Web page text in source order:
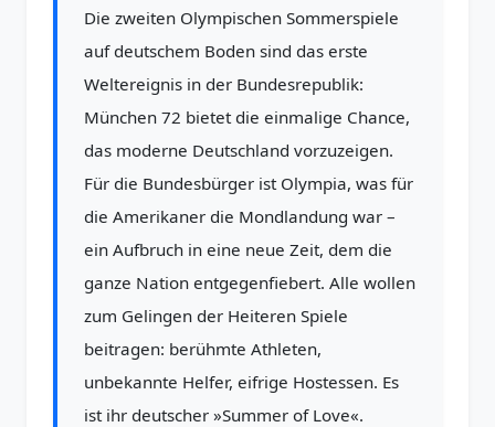
Die zweiten Olympischen Sommerspiele
auf deutschem Boden sind das erste
Weltereignis in der Bundesrepublik:
München 72 bietet die einmalige Chance,
das moderne Deutschland vorzuzeigen.
Für die Bundesbürger ist Olympia, was für
die Amerikaner die Mondlandung war –
ein Aufbruch in eine neue Zeit, dem die
ganze Nation entgegenfiebert. Alle wollen
zum Gelingen der Heiteren Spiele
beitragen: berühmte Athleten,
unbekannte Helfer, eifrige Hostessen. Es
ist ihr deutscher »Summer of Love«.